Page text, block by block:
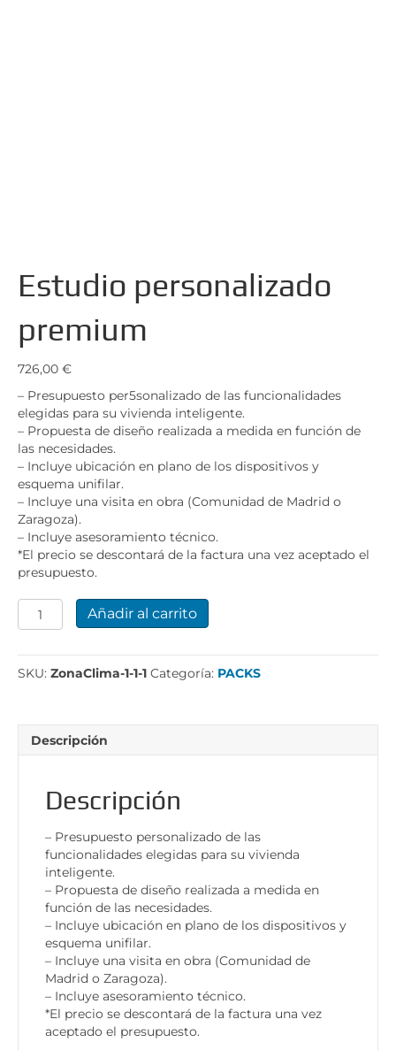
Estudio personalizado
premium
726,00 €
– Presupuesto per5sonalizado de las funcionalidades
elegidas para su vivienda inteligente.
– Propuesta de diseño realizada a medida en función de
las necesidades.
– Incluye ubicación en plano de los dispositivos y
esquema unifilar.
– Incluye una visita en obra (Comunidad de Madrid o
Zaragoza).
– Incluye asesoramiento técnico.
*El precio se descontará de la factura una vez aceptado el
presupuesto.
Estudio
personalizado
cantidad
Añadir al carrito
SKU: ZonaClima-1-1-1 Categoría: PACKS
Descripción
Descripción
– Presupuesto personalizado de las
funcionalidades elegidas para su vivienda
inteligente.
– Propuesta de diseño realizada a medida en
función de las necesidades.
– Incluye ubicación en plano de los dispositivos y
esquema unifilar.
– Incluye una visita en obra (Comunidad de
Madrid o Zaragoza).
– Incluye asesoramiento técnico.
*El precio se descontará de la factura una vez
aceptado el presupuesto.